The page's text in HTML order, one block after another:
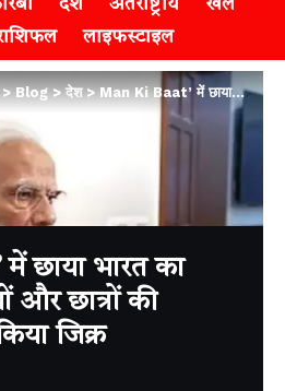
देश अंतर्राष्ट्रीय
खेल
लाइफस्टाइल
Blog>देश>Man Ki Baat’ में छाया भारत का टैलेंट, खिलाड़ियों और छात्रों की उपलब्धियों का किया जिक्र
छाया भारत का
और छात्रों की
जिक्र